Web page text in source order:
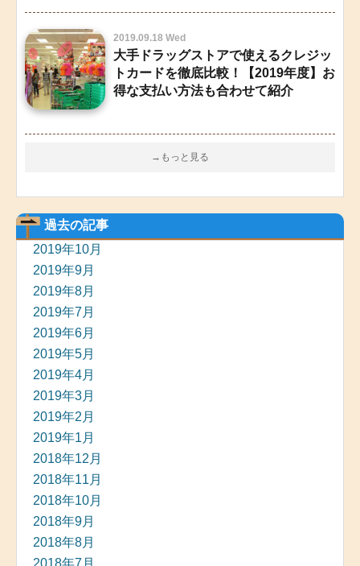
2019.09.18 Wed
大手ドラッグストアで使えるクレジッ
トカードを徹底比較！【2019年度】お
得な支払い方法も合わせて紹介
→もっと見る
過去の記事
2019年10月
2019年9月
2019年8月
2019年7月
2019年6月
2019年5月
2019年4月
2019年3月
2019年2月
2019年1月
2018年12月
2018年11月
2018年10月
2018年9月
2018年8月